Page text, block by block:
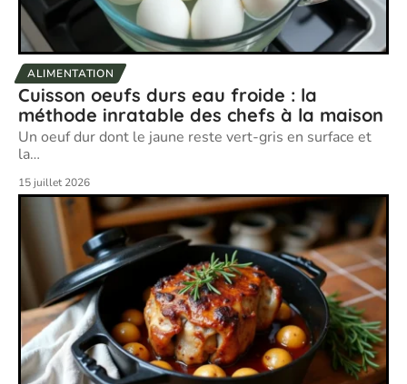
ALIMENTATION
Cuisson oeufs durs eau froide : la
méthode inratable des chefs à la maison
Un oeuf dur dont le jaune reste vert-gris en surface et
la…
15 juillet 2026